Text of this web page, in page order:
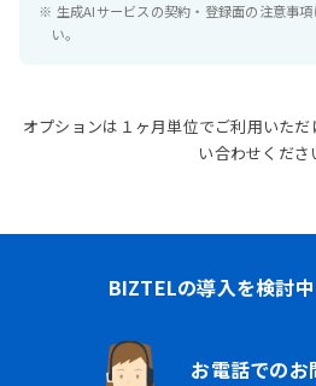
※ 生成AIサービスの契約・登録面の注意事項
い。
オプションは１ヶ月単位でご利用いた
い合わせくださ
BIZTELの導入を検討
お電話でのお